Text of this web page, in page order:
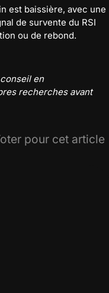
est baissière, avec une
de survente du RSI
ou de rebond.
en
recherches avant
pour cet article